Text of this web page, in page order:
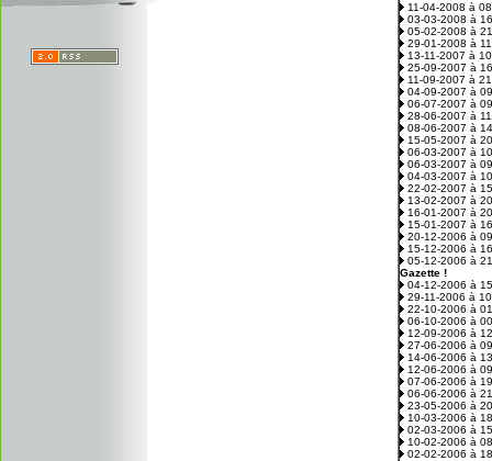
11-04-2008 à
03-03-2008 à
05-02-2008 à
29-01-2008 à
13-11-2007 à
25-09-2007 à
11-09-2007 à
04-09-2007 à
06-07-2007 à
28-06-2007 à
08-06-2007 à
15-05-2007 à
06-03-2007 à
06-03-2007 à
04-03-2007 à
22-02-2007 à
13-02-2007 à
16-01-2007 à
15-01-2007 à
20-12-2006 à
15-12-2006 à
05-12-2006 à
Gazette !
04-12-2006 à
29-11-2006 à
22-10-2006 à
06-10-2006 à
12-09-2006 à
27-06-2006 à
14-06-2006 à
12-06-2006 à
07-06-2006 à
06-06-2006 à
23-05-2006 à
10-03-2006 à
02-03-2006 à
10-02-2006 à
02-02-2006 à